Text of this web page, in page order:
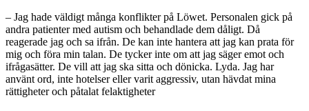
– Jag hade väldigt många konflikter på Löwet. Personalen gick på
andra patienter med autism och behandlade dem dåligt. Då
reagerade jag och sa ifrån. De kan inte hantera att jag kan prata för
mig och föra min talan. De tycker inte om att jag säger emot och
ifrågasätter. De vill att jag ska sitta och dönicka. Lyda. Jag har
använt ord, inte hotelser eller varit aggressiv, utan hävdat mina
rättigheter och påtalat felaktigheter